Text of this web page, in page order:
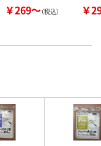
￥269～（税込） ￥